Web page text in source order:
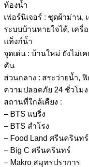
ห้องน้ำ
เฟอร์นิเจอร์ : ชุดผ้าม่าน
ระบบบ้านหายใจได้, เครื่
แท็งก์น้ำ
จุดเด่น : บ้านใหม่ ยังไม่เ
คัน
ส่วนกลาง : สระว่ายน้ำ,
ความปลอดภัย 24 ชั่วโมง
สถานที่ใกล้เคียง :
– BTS แบริ่ง
– BTS สำโรง
– Food Land ศรีนครินทร์
– Big C ศรีนครินทร์
– Makro สมุทรปราการ